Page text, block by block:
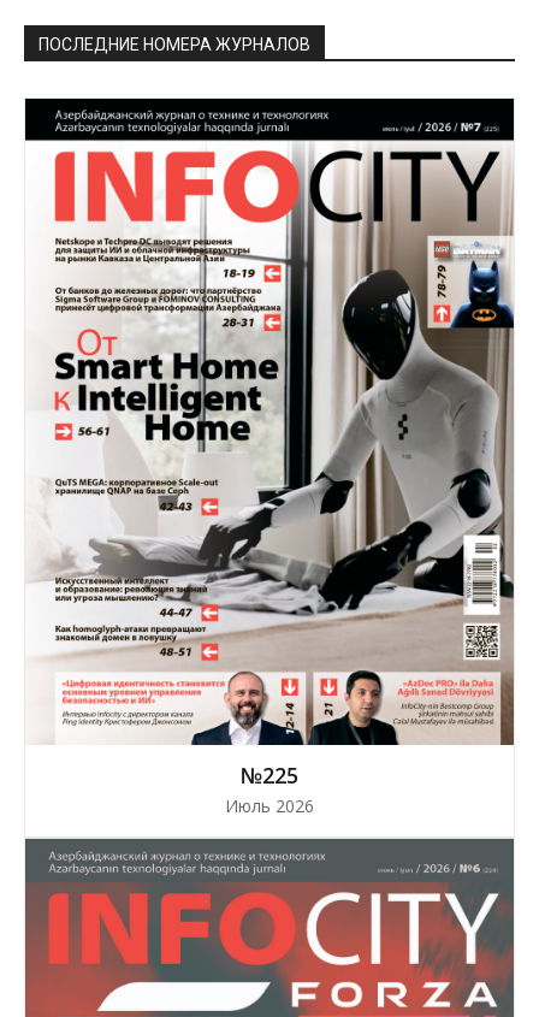
ПОСЛЕДНИЕ НОМЕРА ЖУРНАЛОВ
№225
Июль 2026